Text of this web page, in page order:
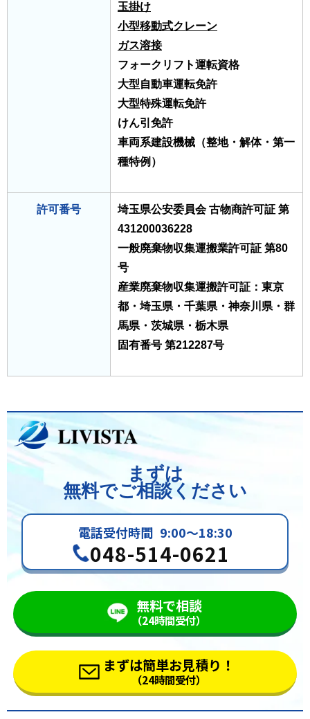
玉掛け
小型移動式クレーン
ガス溶接
フォークリフト運転資格
大型自動車運転免許
大型特殊運転免許
けん引免許
車両系建設機械（整地・解体・第一
種特例）
許可番号
埼玉県公安委員会 古物商許可証 第
431200036228
一般廃棄物収集運搬業許可証 第80
号
産業廃棄物収集運搬許可証：東京
都・埼玉県・千葉県・神奈川県・群
馬県・茨城県・栃木県
固有番号 第212287号
まずは
無料でご相談ください
電話受付時間 9:00～18:30
048-514-0621
無料で相談
（24時間受付）
まずは簡単お見積り！
（24時間受付）